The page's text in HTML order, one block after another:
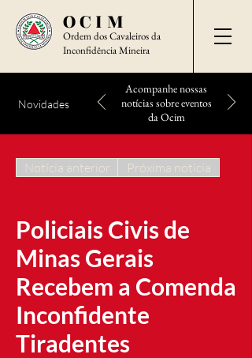
OCIM
Ordem dos Cavaleiros da
Inconfidência Mineira
Novidades
Acompanhe nossas
notícias sobre eventos
da Ocim
Próxima notícia
Notícia anterior
Policiais Civis de
Minas Gerais
Recebem a Comenda
Inconfidente
Tiradentes